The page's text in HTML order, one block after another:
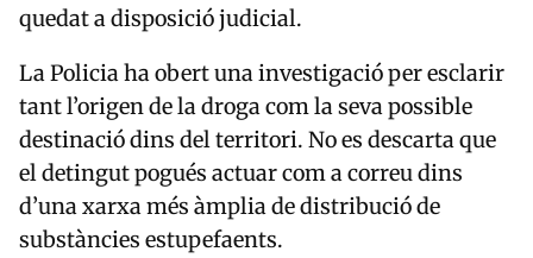
quedat a disposició judicial.
La Policia ha obert una investigació per esclarir
tant l’origen de la droga com la seva possible
destinació dins del territori. No es descarta que
el detingut pogués actuar com a correu dins
d’una xarxa més àmplia de distribució de
substàncies estupefaents.